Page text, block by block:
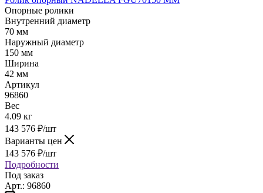
Опорные ролики
Внутренний диаметр
70 мм
Наружный диаметр
150 мм
Ширина
42 мм
Артикул
96860
Вес
4.09 кг
143 576 ₽/шт
Варианты цен
143 576 ₽/шт
Подробности
Под заказ
Арт.: 96860